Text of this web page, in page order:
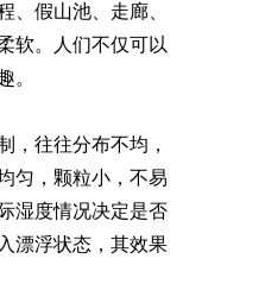
、假山池、走廊、
软。人们不仅可以
。
，往往分布不均，
匀，颗粒小，不易
湿度情况决定是否
漂浮状态，其效果